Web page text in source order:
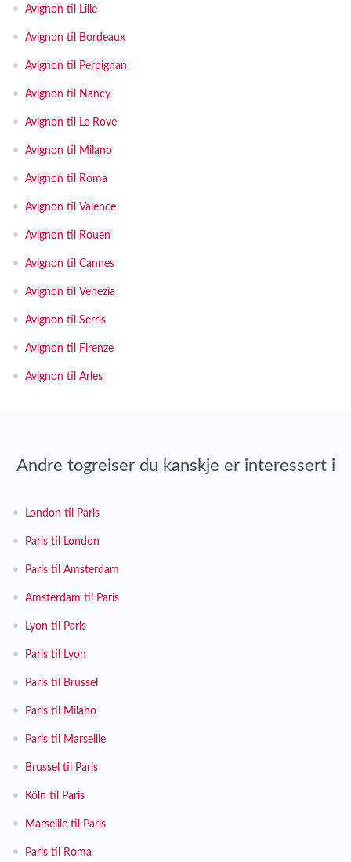
• Avignon til Lille
• Avignon til Bordeaux
• Avignon til Perpignan
• Avignon til Nancy
• Avignon til Le Rove
• Avignon til Milano
• Avignon til Roma
• Avignon til Valence
• Avignon til Rouen
• Avignon til Cannes
• Avignon til Venezia
• Avignon til Serris
• Avignon til Firenze
• Avignon til Arles
Andre togreiser du kanskje er interessert i
• London til Paris
• Paris til London
• Paris til Amsterdam
• Amsterdam til Paris
• Lyon til Paris
• Paris til Lyon
• Paris til Brussel
• Paris til Milano
• Paris til Marseille
• Brussel til Paris
• Köln til Paris
• Marseille til Paris
• Paris til Roma